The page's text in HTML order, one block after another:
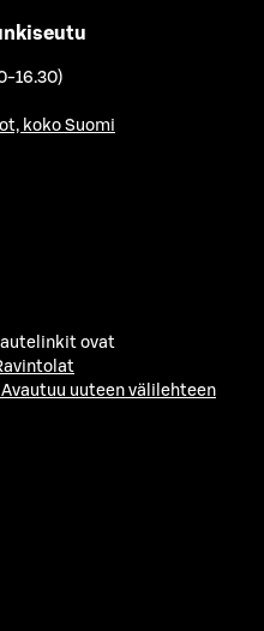
16.30)
koko Suomi
ovat
Avautuu uuteen välilehteen